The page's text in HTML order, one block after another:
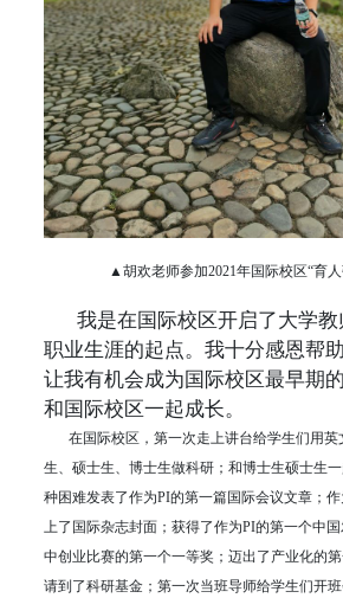
▲胡欢老师参加2021年国际校区“育
我是在国际校区开启了大学教
职业生涯的起点。我十分感恩帮
让我有机会成为国际校区最早期
和国际校区一起成长。
在国际校区，第一次走上讲台给学生们用英
生、硕士生、博士生做科研；和博士生硕士生
种困难发表了作为PI的第一篇国际会议文章；
上了国际杂志封面；获得了作为PI的第一个中
中创业比赛的第一个一等奖；迈出了产业化的
请到了科研基金；第一次当班导师给学生们开